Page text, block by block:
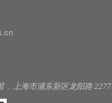
. 上海市浦东新区龙阳路 2277